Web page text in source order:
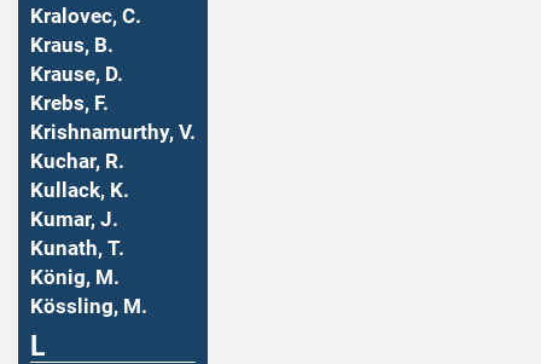
Kralovec, C.
Kraus, B.
Krause, D.
Krebs, F.
Krishnamurthy, V.
Kuchar, R.
Kullack, K.
Kumar, J.
Kunath, T.
König, M.
Kössling, M.
L